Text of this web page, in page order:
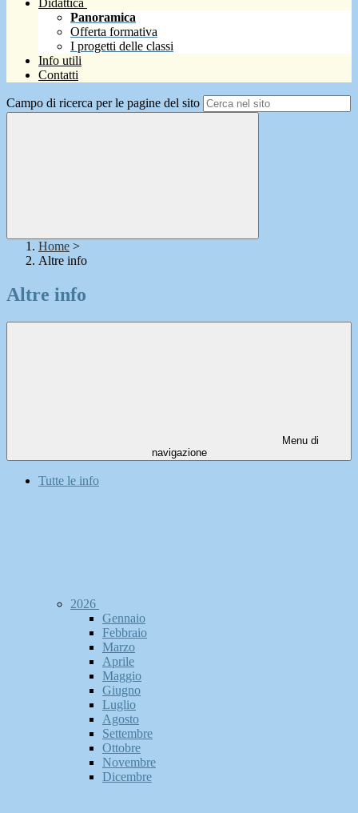
Didattica
Panoramica
Offerta formativa
I progetti delle classi
Info utili
Contatti
Campo di ricerca per le pagine del sito
Home >
Altre info
Altre info
Menu di
navigazione
Tutte le info
2026
Gennaio
Febbraio
Marzo
Aprile
Maggio
Giugno
Luglio
Agosto
Settembre
Ottobre
Novembre
Dicembre